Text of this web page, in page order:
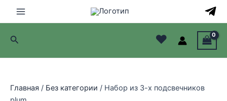
Main
Menu
Поиск ♥
Главная / Без категории / Набор из 3-х подсвечников